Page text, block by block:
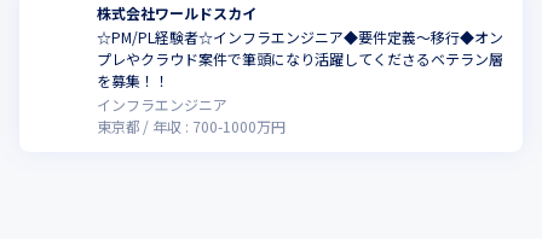
株式会社ワールドスカイ
☆PM/PL経験者☆インフラエンジニア◆要件定義～移行◆オン
プレやクラウド案件で筆頭になり活躍してくださるベテラン層
を募集！！
インフラエンジニア
東京都
年収 : 700-1000万円